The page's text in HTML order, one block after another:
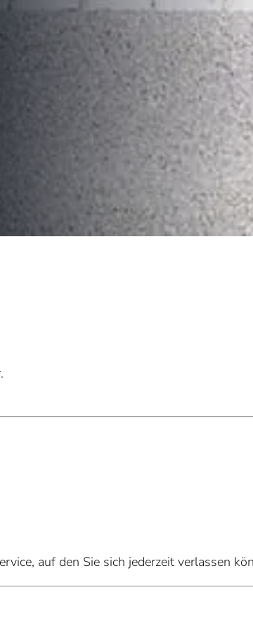
auf den Sie sich jederzeit verlassen